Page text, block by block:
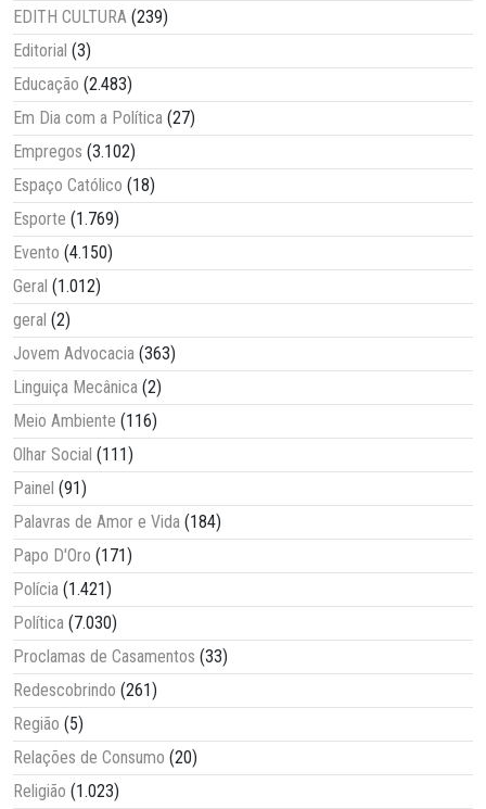
EDITH CULTURA (239)
Editorial (3)
Educação (2.483)
Em Dia com a Política (27)
Empregos (3.102)
Espaço Católico (18)
Esporte (1.769)
Evento (4.150)
Geral (1.012)
geral (2)
Jovem Advocacia (363)
Linguiça Mecânica (2)
Meio Ambiente (116)
Olhar Social (111)
Painel (91)
Palavras de Amor e Vida (184)
Papo D'Oro (171)
Polícia (1.421)
Política (7.030)
Proclamas de Casamentos (33)
Redescobrindo (261)
Região (5)
Relações de Consumo (20)
Religião (1.023)